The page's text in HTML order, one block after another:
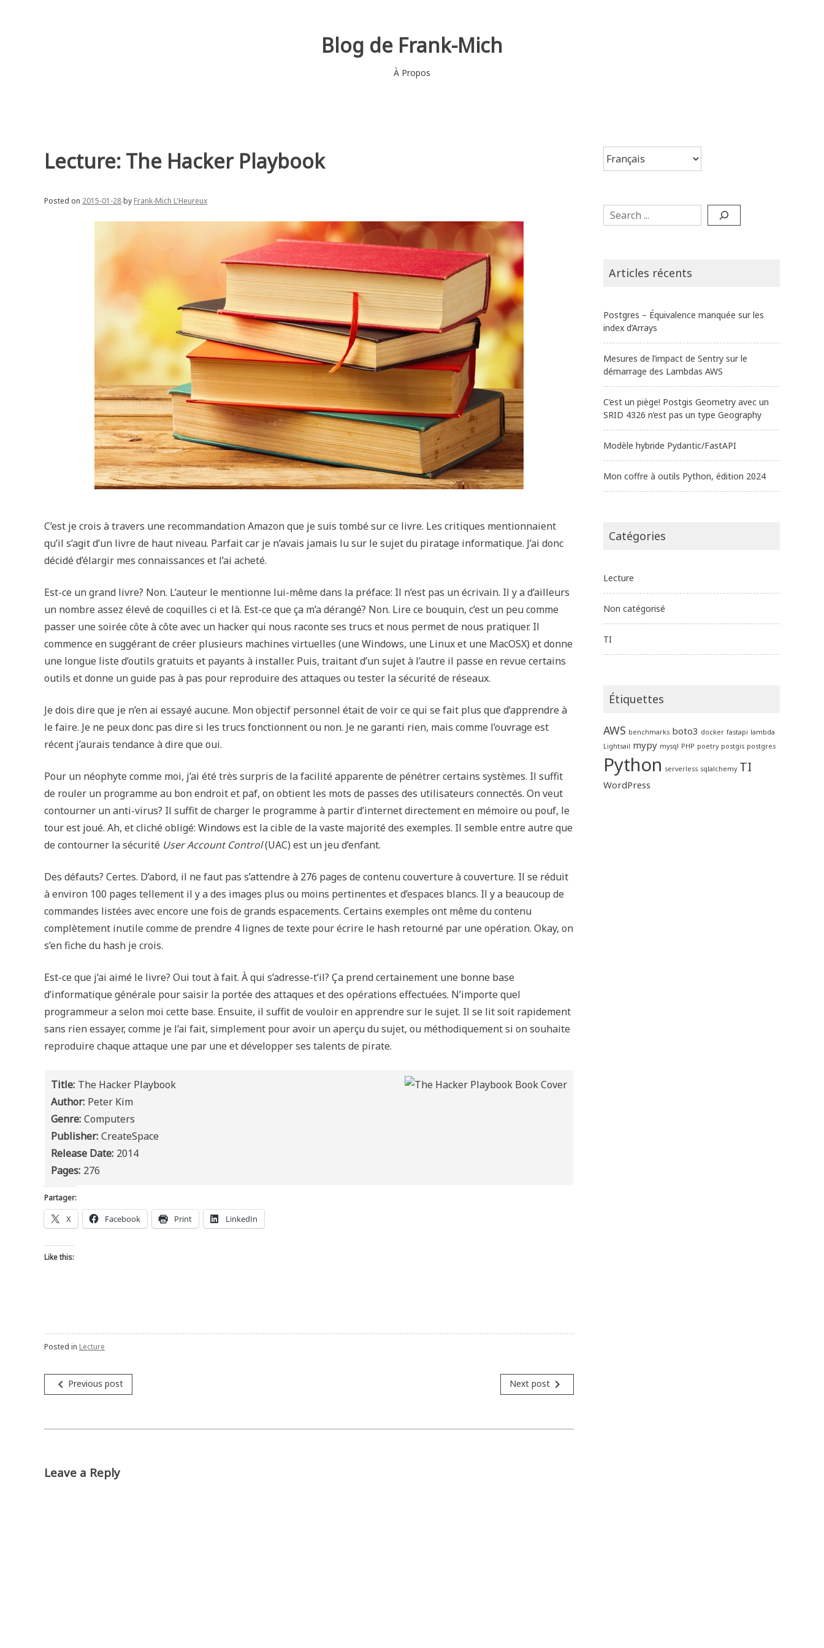
Blog de Frank-Mich
À Propos
Lecture: The Hacker Playbook
Posted on 2015-01-28by Frank-Mich L'Heureux
C’est je crois à travers une recommandation Amazon que je suis tombé sur ce livre. Les critiques mentionnaient
qu’il s’agit d’un livre de haut niveau. Parfait car je n’avais jamais lu sur le sujet du piratage informatique. J’ai donc
décidé d’élargir mes connaissances et l’ai acheté.
Est-ce un grand livre? Non. L’auteur le mentionne lui-même dans la préface: Il n’est pas un écrivain. Il y a d’ailleurs
un nombre assez élevé de coquilles ci et là. Est-ce que ça m’a dérangé? Non. Lire ce bouquin, c’est un peu comme
passer une soirée côte à côte avec un hacker qui nous raconte ses trucs et nous permet de nous pratiquer. Il
commence en suggérant de créer plusieurs machines virtuelles (une Windows, une Linux et une MacOSX) et donne
une longue liste d’outils gratuits et payants à installer. Puis, traitant d’un sujet à l’autre il passe en revue certains
outils et donne un guide pas à pas pour reproduire des attaques ou tester la sécurité de réseaux.
Je dois dire que je n’en ai essayé aucune. Mon objectif personnel était de voir ce qui se fait plus que d’apprendre à
le faire. Je ne peux donc pas dire si les trucs fonctionnent ou non. Je ne garanti rien, mais comme l’ouvrage est
récent j’aurais tendance à dire que oui.
Pour un néophyte comme moi, j’ai été très surpris de la facilité apparente de pénétrer certains systèmes. Il suffit
de rouler un programme au bon endroit et paf, on obtient les mots de passes des utilisateurs connectés. On veut
contourner un anti-virus? Il suffit de charger le programme à partir d’internet directement en mémoire ou pouf, le
tour est joué. Ah, et cliché obligé: Windows est la cible de la vaste majorité des exemples. Il semble entre autre que
de contourner la sécurité User Account Control(UAC) est un jeu d’enfant.
Des défauts? Certes. D’abord, il ne faut pas s’attendre à 276 pages de contenu couverture à couverture. Il se réduit
à environ 100 pages tellement il y a des images plus ou moins pertinentes et d’espaces blancs. Il y a beaucoup de
commandes listées avec encore une fois de grands espacements. Certains exemples ont même du contenu
complètement inutile comme de prendre 4 lignes de texte pour écrire le hash retourné par une opération. Okay, on
s’en fiche du hash je crois.
Est-ce que j’ai aimé le livre? Oui tout à fait. À qui s’adresse-t’il? Ça prend certainement une bonne base
d’informatique générale pour saisir la portée des attaques et des opérations effectuées. N’importe quel
programmeur a selon moi cette base. Ensuite, il suffit de vouloir en apprendre sur le sujet. Il se lit soit rapidement
sans rien essayer, comme je l’ai fait, simplement pour avoir un aperçu du sujet, ou méthodiquement si on souhaite
reproduire chaque attaque une par une et développer ses talents de pirate.
Title: The Hacker Playbook
Author: Peter Kim
Genre: Computers
Publisher: CreateSpace
Release Date: 2014
Pages: 276
Partager:
X Facebook Print LinkedIn
Like this:
Posted in Lecture
Navigation
de
navigate_before Previous post Next post navigate_next
Leave a Reply
une
Search
Articles récents
Postgres – Équivalence manquée sur les
index d’Arrays
Mesures de l’impact de Sentry sur le
démarrage des Lambdas AWS
C’est un piège! Postgis Geometry avec un
SRID 4326 n’est pas un type Geography
Modèle hybride Pydantic/FastAPI
Mon coffre à outils Python, édition 2024
Catégories
Lecture
Non catégorisé
TI
Étiquettes
AWS benchmarks boto3 docker fastapi lambda
Lightsail mypy mysql PHP poetry postgis postgres
Python serverless sqlalchemy TI
WordPress